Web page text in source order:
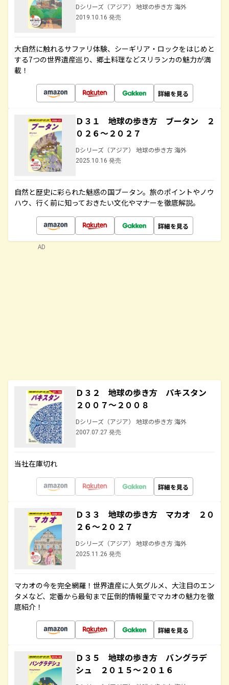
Dシリーズ（アジア） 地球の歩き方 海外
2019.10.16 発売
大自然に触れるサファリ体験、シーギリア・ロックをはじめと
する7つの世界遺産巡り、郷土料理などスリランカの魅力が満
載！
詳細を見る
Ｄ３１ 地球の歩き方 ブータン ２
０２６～２０２７
Dシリーズ（アジア） 地球の歩き方 海外
2025.10.16 発売
自然と歴史に彩られた魅惑の国ブータン。旅のポイントやノウ
ハウ、行く前に知っておきたい文化やマナーを徹底解説。
詳細を見る
Ｄ３２ 地球の歩き方 パキスタン
２００７～２００８
Dシリーズ（アジア） 地球の歩き方 海外
2007.07.27 発売
当社在庫切れ
詳細を見る
Ｄ３３ 地球の歩き方 マカオ ２０
２６～２０２７
Dシリーズ（アジア） 地球の歩き方 海外
2025.11.26 発売
マカオの今を完全網羅！世界遺産に人気グルメ、大注目のエン
タメなど、定番から最旬まで圧倒的情報量でマカオの魅力を徹
底紹介！
詳細を見る
Ｄ３５ 地球の歩き方 バングラデ
シュ ２０１５～２０１６
AD